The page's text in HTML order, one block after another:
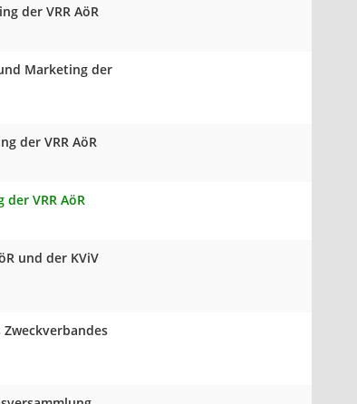
der VRR AöR
Marketing der
der VRR AöR
VRR AöR
und der KViV